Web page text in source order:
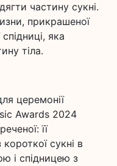
частину сукні.
прикрашеної
яка
тіла.
церемонії
Awards 2024
її
сукні в
і спідницею з